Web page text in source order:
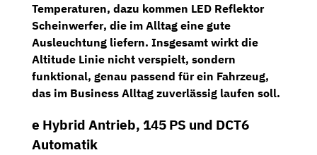
Temperaturen, dazu kommen LED Reflektor
Scheinwerfer, die im Alltag eine gute
Ausleuchtung liefern. Insgesamt wirkt die
Altitude Linie nicht verspielt, sondern
funktional, genau passend für ein Fahrzeug,
das im Business Alltag zuverlässig laufen soll.
e Hybrid Antrieb, 145 PS und DCT6
Automatik